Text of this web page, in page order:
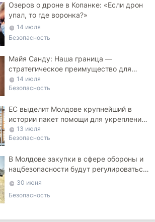
Озеров о дроне в Копанке: «Если дрон
упал, то где воронка?»
14 июля
Безопасность
Майя Санду: Наша граница —
стратегическое преимущество для
Украины
14 июля
Безопасность
ЕС выделит Молдове крупнейший в
истории пакет помощи для укрепления
ПВО13 июля
Безопасность
В Молдове закупки в сфере обороны и
нацбезопасности будут регулироваться
специальным законом
30 июня
Безопасность